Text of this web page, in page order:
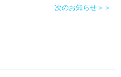
次のお知らせ＞＞